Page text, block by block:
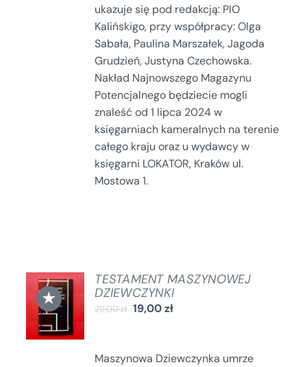
ukazuje się pod redakcją: PIO
Kalińskigo, przy współpracy: Olga
Sabała, Paulina Marszałek, Jagoda
Grudzień, Justyna Czechowska.
Nakład Najnowszego Magazynu
Potencjalnego będziecie mogli
znaleść od 1 lipca 2024 w
księgarniach kameralnych na terenie
całego kraju oraz u wydawcy w
księgarni LOKATOR, Kraków ul.
Mostowa 1.
★
DODAJ
DO
KOSZYKA
SZCZEGÓŁY
TESTAMENT MASZYNOWEJ
DZIEWCZYNKI
29,00zł 19,00zł
Maszynowa Dziewczynka umrze